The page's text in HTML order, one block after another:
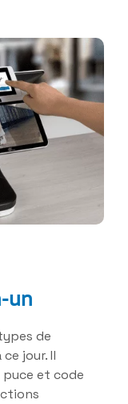
un
de
jour. Il
et code